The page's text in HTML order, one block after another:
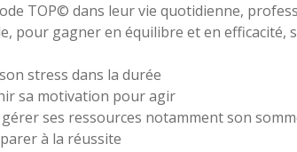
TOP© dans leur vie quotidienne,
pour gagner en équilibre et en efficacité,
stress dans la durée
sa motivation pour agir
ses ressources notamment son
à la réussite